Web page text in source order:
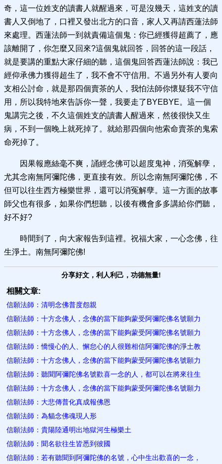
奇，這一位姓支的讀書人就醒過來，可是沒幾天，這姓支的讀
書人又倒地了，口裡又發出北方的口音，家人又再請西蓮法師
來處理。西蓮法師一到就責備這個鬼：你已經獲得超薦了，應
該離開了，你怎麼又回來?這個鬼就回答，回答的這一段話，
就是要講的重點大家仔細的聽，這個鬼回答西蓮法師說：我已
經仰承佛力獲得超生了，我不會不守信用。不過另外有人要向
支相公討命，就是那四個賣茶的人，我怕法師你懷疑我不守信
用，所以我特地來告訴你一聲，我要走了BYEBYE。這一個
鬼講完之後，不久這個姓支的讀書人醒過來，然後很快又生
病，不到一個晚上就死掉了。就給那四個向他索命賣茶的鬼索
命死掉了。
因果報應絲毫不爽，誦經念佛可以超度鬼神，消冤解孽，
尤其念南無阿彌陀佛，更直接有效。所以念南無阿彌陀佛，不
但可以往生西方極樂世界，還可以消冤解孽。這一方面的故事
師父也有很多，如果你們想聽，以後有機會多多講給你們聽，
好不好?
時間到了，向大家報告到這裡。祝福大家，一心念佛，往
生淨土。南無阿彌陀佛!
分享好文，利人利己，功德無量!
相關文章:
信願法師：清明念佛普度怨親
信願法師：十方念佛人，念佛的當下能夠蒙受阿彌陀佛名號願力
信願法師：十方念佛人，念佛的當下能夠蒙受阿彌陀佛名號願力
信願法師：憍慢心的人、懈怠心的人很難相信阿彌陀佛的淨土教
信願法師：十方念佛人，念佛的當下能夠蒙受阿彌陀佛名號願力
信願法師：聽聞阿彌陀佛名號歡喜一念的人，都可以在將來往生
信願法師：十方念佛人，念佛的當下能夠蒙受阿彌陀佛名號願力
信願法師：大悲傳普化真成報佛恩
信願法師：為貓念佛魂現人形
信願法師：貴陽陸通明出地獄河生極樂土
信願法師：聞名欲往生皆悉到彼國
信願法師：若有聽聞到阿彌陀佛的名號，心中生出歡喜的一念，